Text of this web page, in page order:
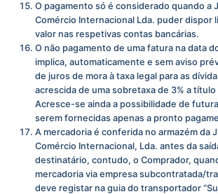
O pagamento só é considerado quando a
Comércio Internacional Lda. puder dispor
valor nas respetivas contas bancárias.
O não pagamento de uma fatura na data
implica, automaticamente e sem aviso
de juros de mora à taxa legal para as
acrescida de uma sobretaxa de 3% a
Acresce-se ainda a possibilidade de
serem fornecidas apenas a pronto
A mercadoria é conferida no armazém da
Comércio Internacional, Lda. antes da
destinatário, contudo, o Comprador,
mercadoria via empresa subcontratada/
deve registar na guia do transportador